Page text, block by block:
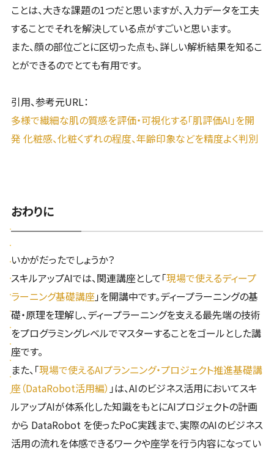
ことは、大きな課題の1つだと思いますが、入力データを工夫
することでそれを解決している点がすごいと思います。
また、顔の部位ごとに区切った点も、詳しい解析結果を知るこ
とができるのでとても有用です。
引用、参考元URL：
多様で繊細な肌の質感を評価・可視化する「肌評価AI」を開
発 化粧感、化粧くずれの程度、年齢印象などを精度よく判別
おわりに
いかがだったでしょうか？
スキルアップAIでは、関連講座として「現場で使えるディープ
ラーニング基礎講座」を開講中です。ディープラーニングの基
礎・原理を理解し、ディープラーニングを支える最先端の技術
をプログラミングレベルでマスターすることをゴールとした講
座です。
また、「現場で使えるAIプランニング・プロジェクト推進基礎講
座（DataRobot活用編） 」は、AIのビジネス活用においてスキ
ルアップAIが体系化した知識をもとにAIプロジェクトの計画
から DataRobot を使ったPoC実践まで、実際のAIのビジネス
活用の流れを体感できるワークや座学を行う内容になってい